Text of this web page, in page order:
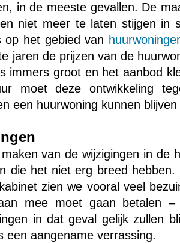
in de meeste gevallen. De
niet meer te laten stijgen in
op het gebied van
jaren de prijzen van de
immers groot en het aanbod
moet deze ontwikkeling
een huurwoning kunnen
van de wijzigingen in de
die het niet erg breed
zien we vooral veel
mee moet gaan betalen
in dat geval gelijk zullen
een aangename verrassing.